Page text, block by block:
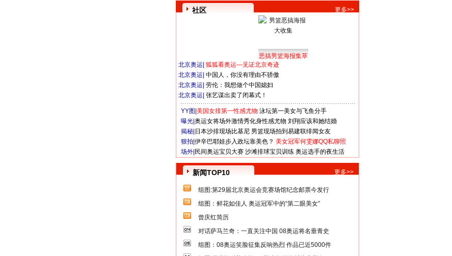
社区 更多>>
恶搞男篮海报集萃
北京奥运 狐狐看奥运—见证北京奇迹
北京奥运 中国人，你没有理由不骄傲
北京奥运 劳伦：我想做个中国媳妇
北京奥运 张艺谋出卖了闭幕式！
YY图| 美国女排第一性感尤物 泳坛第一美女与飞鱼分手
曝光| 奥运女将场外激情秀化身性感尤物 刘翔应该和她结婚
揭秘| 日本沙排现场比基尼 男篮现场拍到易建联绯闻女友
狠拍| 伊辛巴耶娃步入政坛靠美色？ 美女冠军何雯娜QQ私聊照
场外| 民间奥运宝贝大赛 沙滩排球宝贝训练 奥运选手的夜生活
新闻TOP10 更多>>
组图:第29届北京奥运会竞赛场馆纪念邮票今发行
组图：鲜花如佳人 奥运冠军中的“第二眼美女”
曾庆红简历
对话萨马兰奇：一直关注中国 08奥运将名垂青史
组图：08奥运笑脸征集反响热烈 作品已近5000件